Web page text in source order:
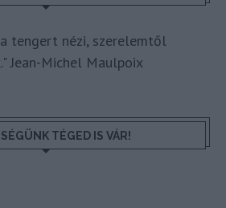
a tengert nézi, szerelemtől
Jean-Michel Maulpoix
TÉGED IS VÁR!